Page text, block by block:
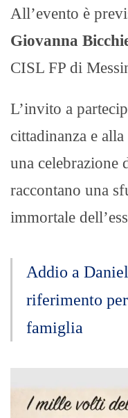
All’evento è
Giovanna
CISL FP di
L’invito a
cittadinanza e
una celebrazione
raccontano una
immortale
Addio a
riferimento
famiglia